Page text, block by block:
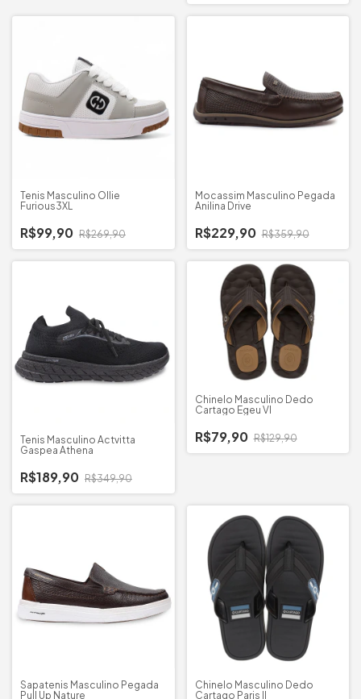
Tenis Masculino Ollie
Furious3XL
R$99,90 R$269,90
Mocassim Masculino Pegada
Anilina Drive
R$229,90 R$359,90
Tenis Masculino Actvitta
Gaspea Athena
R$189,90 R$349,90
Chinelo Masculino Dedo
Cartago Egeu VI
R$79,90 R$129,90
Sapatenis Masculino Pegada
Pull Up Nature
Chinelo Masculino Dedo
Cartago Paris II